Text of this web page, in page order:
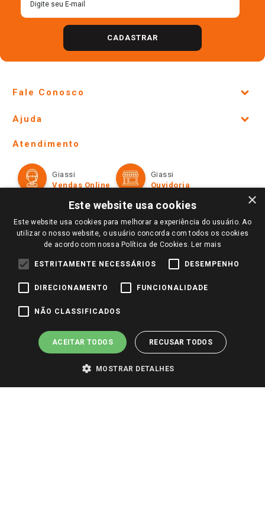
CADASTRAR
Fale Conosco
Lojas Físicas e Horários
Ofertas
Televendas
Perguntas frequentes
Trabalhe Conosco
Identidade Visual
Ajuda
Formas de Pagamento
Políticas de entrega
Trocas e Devoluções
Atendimento
Giassi
Vendas Online
Giassi
Ouvidoria
Redes Sociais
×
Este website usa cookies
Este website usa cookies para melhorar a experiência do usuário. Ao
utilizar o nosso website, o usuário concorda com todos os cookies
de acordo com nossa Política de Cookies. Ler mais
ESTRITAMENTE NECESSÁRIOS DESEMPENHO
DIRECIONAMENTO FUNCIONALIDADE
NÃO CLASSIFICADOS
ACEITAR TODOS RECUSAR TODOS
MOSTRAR DETALHES